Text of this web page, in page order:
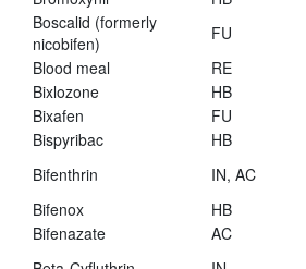
Boscalid (formerly
nicobifen)
FU
Blood meal
RE
Bixlozone
HB
Bixafen
FU
Bispyribac
HB
Bifenthrin
IN, AC
Bifenox
HB
Bifenazate
AC